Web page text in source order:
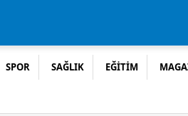
SPOR SAĞLIK EĞİTİM